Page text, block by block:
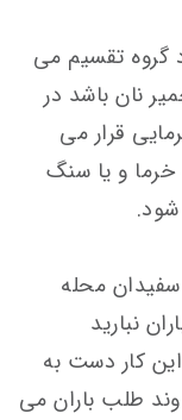
گروه تقسیم می
نان باشد در
قرار می
و یا سنگ
محله
نبارید
كار دست به
طلب باران می